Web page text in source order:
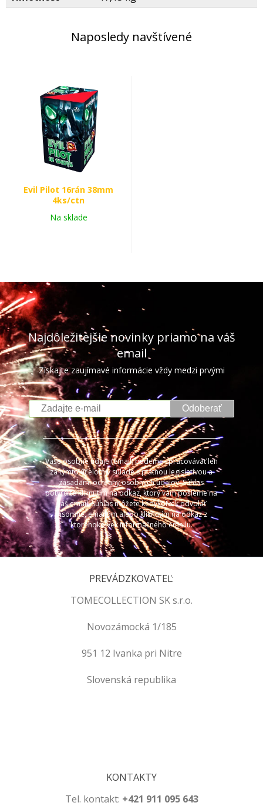
Naposledy navštívené
Evil Pilot 16rán 38mm
4ks/ctn
Na sklade
Najdôležitejšie novinky priamo na váš
email
Získajte zaujímavé informácie vždy medzi prvými
Odoberať
Vaše osobné údaje (email) budeme spracovávať len
za týmto účelom v súlade s platnou legislatívou a
zásadami ochrany osobných údajov. Súhlas
potvrdíte kliknutím na odkaz, ktorý vám pošleme na
váš email. Súhlas môžete kedykoľvek odvolať
písomne, emailom alebo kliknutím na odkaz z
ktoréhokoľvek informačného emailu.
PREVÁDZKOVATEĽ:
TOMECOLLECTION SK s.r.o.
Novozámocká 1/185
951 12 Ivanka pri Nitre
Slovenská republika
KONTAKTY
Tel. kontakt: +421 911 095 643